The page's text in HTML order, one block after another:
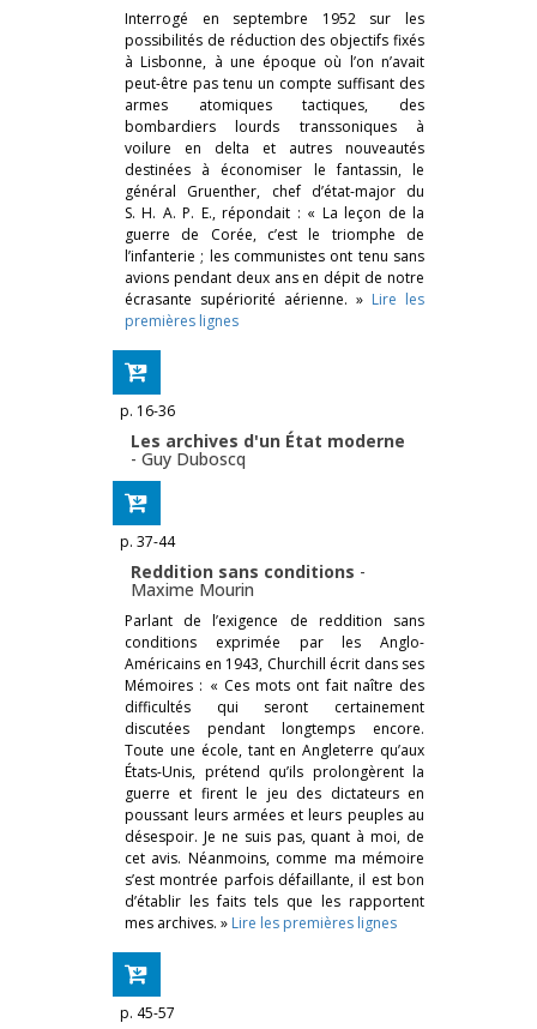
Interrogé en septembre 1952 sur les
possibilités de réduction des objectifs fixés
à Lisbonne, à une époque où l’on n’avait
peut-être pas tenu un compte suffisant des
armes atomiques tactiques, des
bombardiers lourds transsoniques à
voilure en delta et autres nouveautés
destinées à économiser le fantassin, le
général Gruenther, chef d’état-major du
S. H. A. P. E., répondait : « La leçon de la
guerre de Corée, c’est le triomphe de
l’infanterie ; les communistes ont tenu sans
avions pendant deux ans en dépit de notre
écrasante supériorité aérienne. » Lire les
premières lignes
p. 16-36
Les archives d'un État moderne
- Guy Duboscq
p. 37-44
Reddition sans conditions -
Maxime Mourin
Parlant de l’exigence de reddition sans
conditions exprimée par les Anglo-
Américains en 1943, Churchill écrit dans ses
Mémoires : « Ces mots ont fait naître des
difficultés qui seront certainement
discutées pendant longtemps encore.
Toute une école, tant en Angleterre qu’aux
États-Unis, prétend qu’ils prolongèrent la
guerre et firent le jeu des dictateurs en
poussant leurs armées et leurs peuples au
désespoir. Je ne suis pas, quant à moi, de
cet avis. Néanmoins, comme ma mémoire
s’est montrée parfois défaillante, il est bon
d’établir les faits tels que les rapportent
mes archives. » Lire les premières lignes
p. 45-57